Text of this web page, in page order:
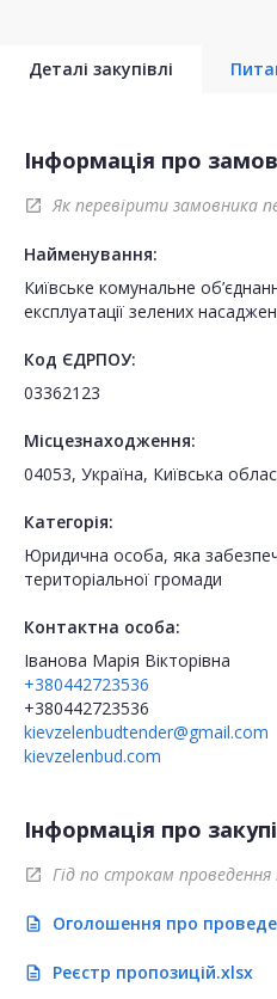
Деталі закупівлі
Інформація про
open_in_new Як перевірити замовника
Найменування:
Київське комунальне
експлуатації зелених
Код ЄДРПОУ:
03362123
Місцезнаходження:
04053, Україна, Київська
Категорія:
Юридична особа, яка
територіальної громади
Контактна особа:
Іванова Марія Вікторівна
+380442723536
+380442723536
kievzelenbudtender@gmail.com
kievzelenbud.com
Інформація про
open_in_new Гід по строкам проведення
description Оголошення про
description Реєстр пропозицій.xlsx